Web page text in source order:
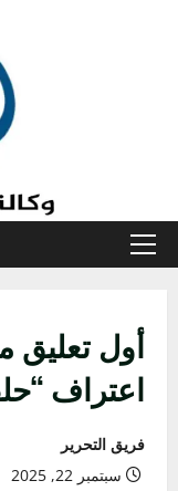
القائمة
أول
اعتراف
فريق التحرير
سبتمبر 22, 2025